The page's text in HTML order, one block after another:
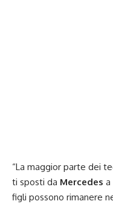
“La maggior parte dei
ti sposti da Mercedes a
figli possono rimanere